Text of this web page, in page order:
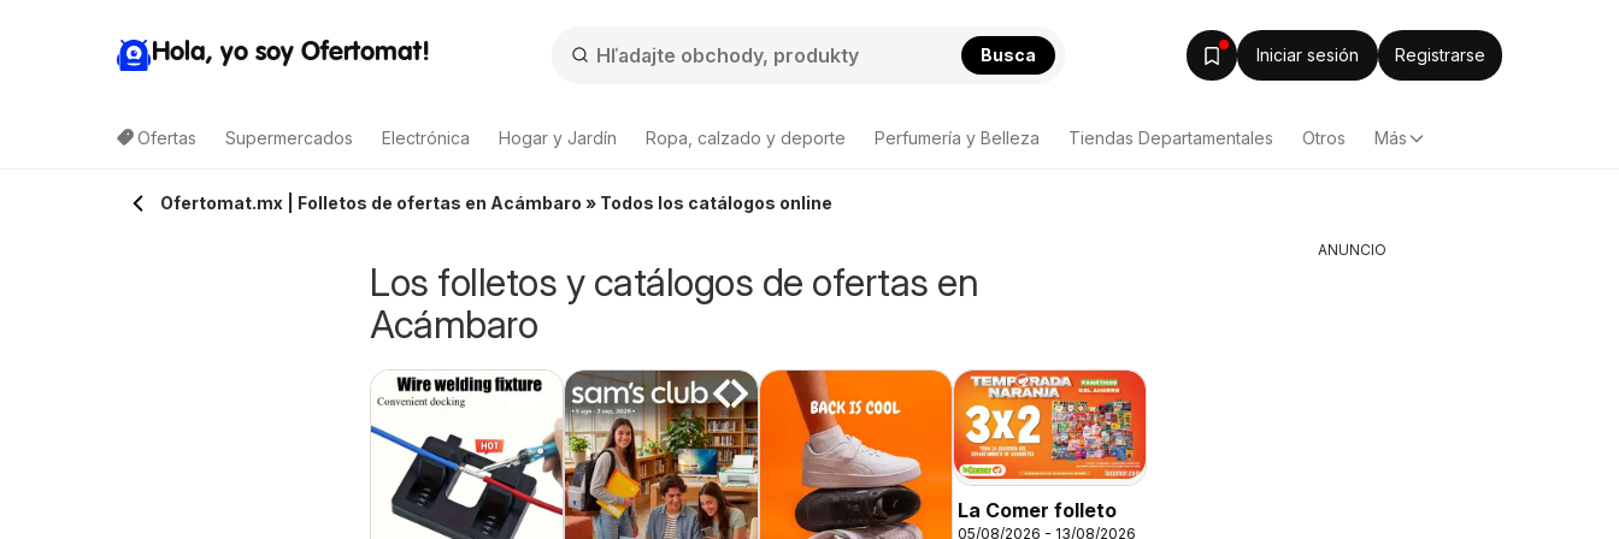
Hola, yo soy Ofertomat! Busca Iniciar sesión Registrarse
Ofertas Supermercados Electrónica Hogar y Jardín Ropa, calzado y deporte Perfumería y Belleza Tiendas Departamentales Otros Más
Ofertomat.mx | Folletos de ofertas en Acámbaro » Todos los catálogos online
Los folletos y catálogos de ofertas en
Acámbaro
La Comer folleto
05/08/2026 - 13/08/2026
ANUNCIO